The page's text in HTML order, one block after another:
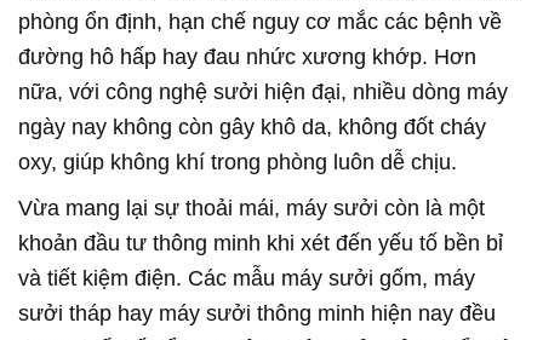
phòng ổn định, hạn chế nguy cơ mắc các bệnh về
đường hô hấp hay đau nhức xương khớp. Hơn
nữa, với công nghệ sưởi hiện đại, nhiều dòng máy
ngày nay không còn gây khô da, không đốt cháy
oxy, giúp không khí trong phòng luôn dễ chịu.
Vừa mang lại sự thoải mái, máy sưởi còn là một
khoản đầu tư thông minh khi xét đến yếu tố bền bỉ
và tiết kiệm điện. Các mẫu máy sưởi gốm, máy
sưởi tháp hay máy sưởi thông minh hiện nay đều